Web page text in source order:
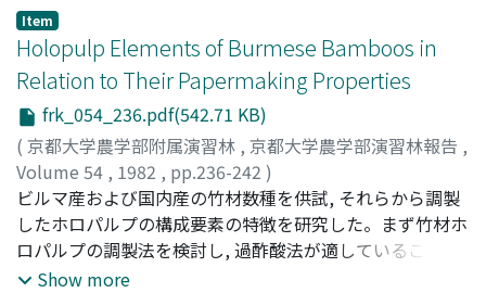
ゲル
輪郭形状が計測により得られること, 最適のカメラ角度
(Fig. 1中のθ) は30 - 50°であり, また測定可能な原木の径は
小さくなるが, カメラ距離 (Fig. 1中のL) が小さいほど計測
精度が高くなることがわかった。また, スギ丸太の実物に
ついて計測を試みた結果から, 実用の可能性のあることが
明らかになった。
Item
Holopulp Elements of Burmese Bamboos in
Relation to Their Papermaking Properties
frk_054_236.pdf(542.71 KB)
( 京都大学農学部附属演習林 , 京都大学農学部演習林報告 ,
Volume 54 , 1982 , pp.236-242 )
Wai, Nwe-Ni;Murakami, Koji;ヌエ ニ, ウェイ;村上, 浩一
ムラカミ, コウイチ
ビルマ産および国内産の竹材数種を供試, それらから調製
したホロパルプの構成要素の特徴を研究した。まず竹材ホ
ロパルプの調製法を検討し, 過酢酸法が適していることを
認めた。ホロパルプの篩別を行った結果, 繊維要素の殆ん
Show more